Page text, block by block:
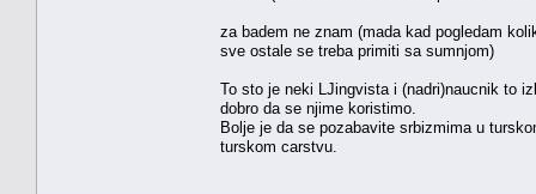
za badem ne znam (mada kad pogledam
sve ostale se treba primiti sa sumnjom)
To sto je neki LJingvista i (nadri)naucnik to
dobro da se njime koristimo.
Bolje je da se pozabavite srbizmima u
turskom carstvu.